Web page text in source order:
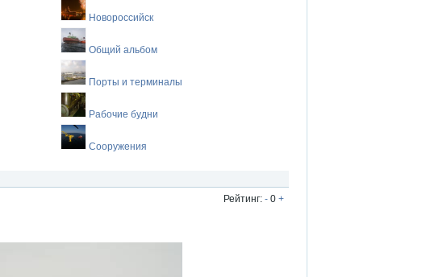
Новороссийск
Общий альбом
Порты и терминалы
Рабочие будни
Сооружения
Рейтинг: - 0 +